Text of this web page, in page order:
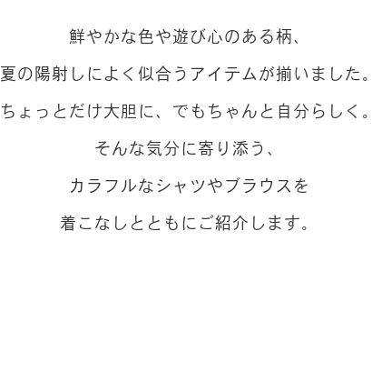
鮮やかな色や遊び心のある柄、
夏の陽射しによく似合うアイテムが揃いました。
ちょっとだけ大胆に、でもちゃんと自分らしく。
そんな気分に寄り添う、
カラフルなシャツやブラウスを
着こなしとともにご紹介します。